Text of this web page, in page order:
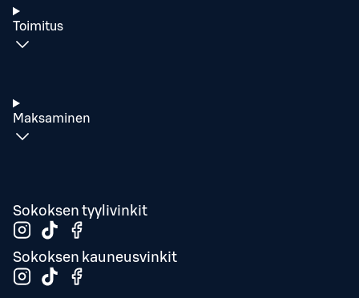
Toimitus
Maksaminen
Sokoksen tyylivinkit
Sokoksen kauneusvinkit